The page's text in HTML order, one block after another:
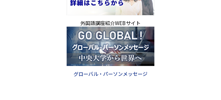
外国語講座紹介WEBサイト
グローバル・パーソンメッセージ